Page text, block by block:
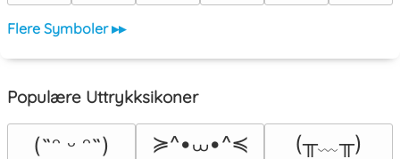
Flere Symboler ▸▸
Populære Uttrykksikoner
(˶ᵔ ᵕ ᵔ˶) ≽^•⩊•^≼
(╥﹏╥)